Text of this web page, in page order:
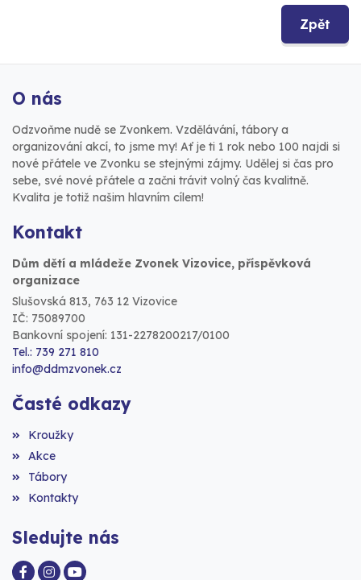
Zpět
O nás
Odzvoňme nudě se Zvonkem. Vzdělávání, tábory a
organizování akcí, to jsme my! Ať je ti 1 rok nebo 100 najdi si
nové přátele ve Zvonku se stejnými zájmy. Udělej si čas pro
sebe, své nové přátele a začni trávit volný čas kvalitně.
Kvalita je totiž našim hlavním cílem!
Kontakt
Dům dětí a mládeže Zvonek Vizovice, příspěvková
organizace
Slušovská 813, 763 12 Vizovice
IČ: 75089700
Bankovní spojení: 131-2278200217/0100
Tel.: 739 271 810
info@ddmzvonek.cz
Časté odkazy
Kroužky
Akce
Tábory
Kontakty
Sledujte nás